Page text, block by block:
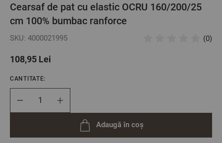
Cearsaf de pat cu elastic OCRU 160/200/25
cm 100% bumbac ranforce
SKU: 4000021995 (0)
108,95 Lei
CANTITATE:
Adaugă în coș